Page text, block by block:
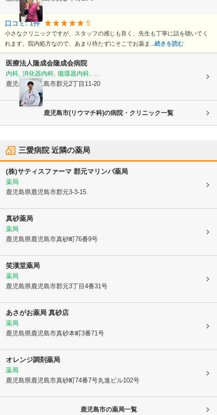
口コミ:1件 5
小さなクリニックですが、スタッフの感じも良く、先生も丁寧に話を聴いてく
れます。院内処方なので、あまり待たずにそこでお薬ま... 続きを読む
医療法人隆成会隆成会病院
内科, 消化器内科, 循環器内科, ...
鹿児島県鹿児島市郡元2丁目11-20
鹿児島市(リウマチ科)の病院・クリニック一覧
三愛病院近隣の薬局
(株)サティスファーマ 郡元マリンバ薬局
薬局
鹿児島県鹿児島市郡元3-3-15
真砂薬局
薬局
鹿児島県鹿児島市真砂町76番9号
笑漢堂薬局
薬局
鹿児島県鹿児島市郡元3丁目4番31号
あさがお薬局 真砂店
薬局
鹿児島県鹿児島市真砂本町3番71号
オレンジ調剤薬局
薬局
鹿児島県鹿児島市真砂町74番7号丸進ビル102号
鹿児島市の薬局一覧